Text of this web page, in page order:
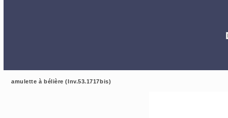
amulette à bélière (Inv.53.1717bis)